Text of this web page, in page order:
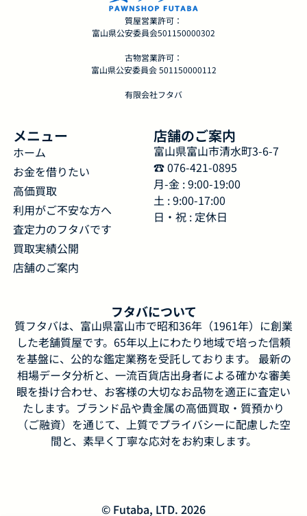
質屋営業許可：
富山県公安委員会501150000302
古物営業許可：
富山県公安委員会 501150000112
有限会社フタバ
メニュー
ホーム
お金を借りたい
高価買取
利用がご不安な方へ
査定力のフタバです
買取実績公開
店舗のご案内
店舗のご案内
富山県富山市清水町3-6-7
☎︎ 076-421-0895
月-金 : 9:00-19:00
土 : 9:00-17:00
日・祝 : 定休日
フタバについて
質フタバは、富山県富山市で昭和36年（1961年）に創業
した老舗質屋です。65年以上にわたり地域で培った信頼
を基盤に、公的な鑑定業務を受託しております。 最新の
相場データ分析と、一流百貨店出身者による確かな審美
眼を掛け合わせ、お客様の大切なお品物を適正に査定い
たします。ブランド品や貴金属の高価買取・質預かり
（ご融資）を通じて、上質でプライバシーに配慮した空
間と、素早く丁寧な応対をお約束します。
© Futaba, LTD. 2026